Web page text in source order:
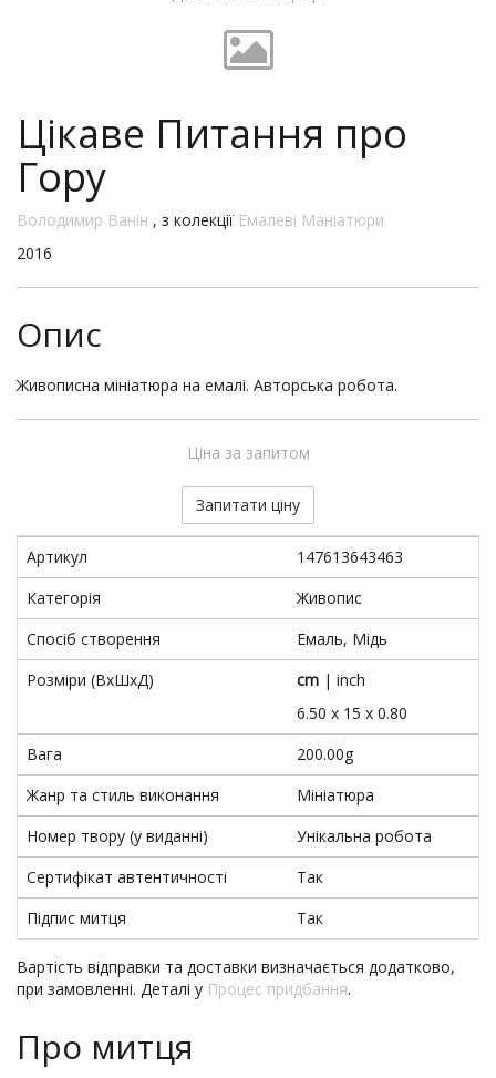
Цікаве Питання про
Гору
Володимир Ванін , з колекції Емалеві Маніатюри
2016
Опис
Живописна мініатюра на емалі. Авторська робота.
Ціна за запитом
Запитати ціну
Артикул
147613643463
Категорія
Живопис
Спосіб створення
Емаль, Мідь
Розміри (ВхШхД)
cm | inch
6.50 x 15 x 0.80
Вага
200.00g
Жанр та стиль виконання
Мініатюра
Номер твору (у виданні)
Унікальна робота
Сертифікат автентичності
Так
Підпис митця
Так
Вартість відправки та доставки визначається додатково,
при замовленні. Деталі у Процес придбання.
Про митця